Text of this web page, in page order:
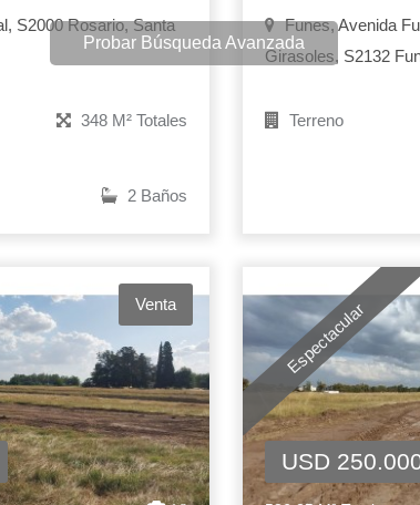
Probar Búsqueda Avanzada
S2000 Rosario, Santa
348 M² Totales
2 Baños
Funes, Avenida
Girasoles, S2132
Terreno
Venta Espectacular
USD